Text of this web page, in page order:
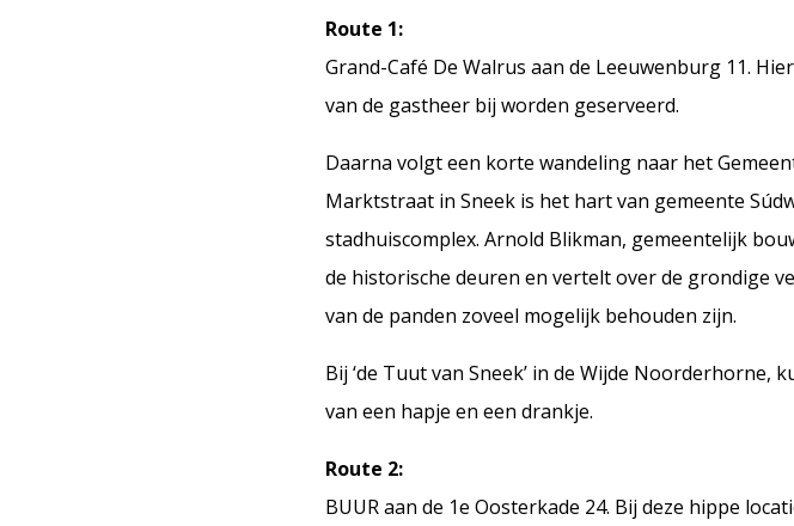
Route 1:
Grand-Café De Walrus aan de Leeuwenburg 11.
van de gastheer bij worden geserveerd.
Daarna volgt een korte wandeling naar het
Marktstraat in Sneek is het hart van gemeente
stadhuiscomplex. Arnold Blikman, gemeentelijk
de historische deuren en vertelt over de grondige
van de panden zoveel mogelijk behouden zijn.
Bij ‘de Tuut van Sneek’ in de Wijde
van een hapje en een drankje.
Route 2:
BUUR aan de 1e Oosterkade 24. Bij deze hippe